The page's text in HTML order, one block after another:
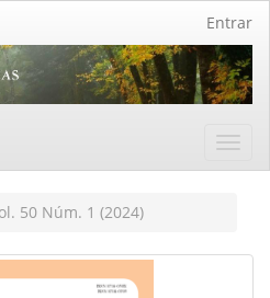
Entrar
50 Núm. 1 (2024)